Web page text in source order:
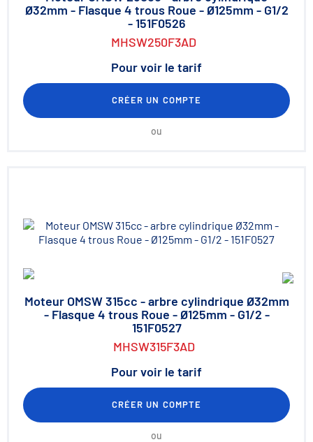
Ø32mm - Flasque 4 trous Roue - Ø125mm - G1/2
- 151F0526
MHSW250F3AD
Pour voir le tarif
CRÉER UN COMPTE
ou
Moteur OMSW 315cc - arbre cylindrique Ø32mm
- Flasque 4 trous Roue - Ø125mm - G1/2 -
151F0527
MHSW315F3AD
Pour voir le tarif
CRÉER UN COMPTE
ou